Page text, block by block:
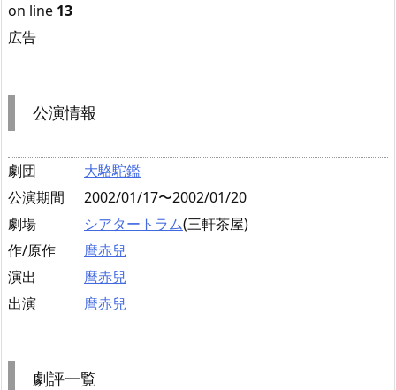
on line 13
広告
公演情報
劇団
大駱駝鑑
公演期間
2002/01/17〜2002/01/20
劇場
シアタートラム(三軒茶屋)
作/原作
麿赤兒
演出
麿赤兒
出演
麿赤兒
劇評一覧